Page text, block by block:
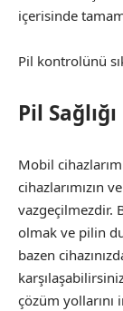
içerisinde
Pil kontrolünü
Pil
Mobil
cihazlarımızın
vazgeçilmezdir.
olmak ve pilin
bazen
çözüm yollarını